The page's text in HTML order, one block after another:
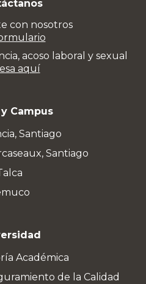
con nosotros
acoso laboral y sexual
aquí
Campus
Santiago
Santiago
Académica
de la Calidad